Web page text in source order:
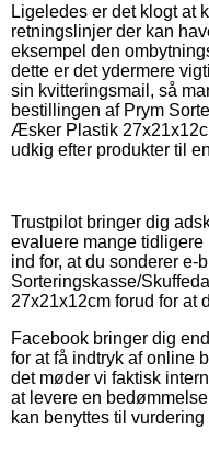
Ligeledes er det klogt at
retningslinjer der kan
eksempel den
dette er det ydermere
sin kvitteringsmail, så
bestillingen af Prym
Æsker Plastik
udkig efter produkter til
Trustpilot bringer dig
evaluere mange tidligere
ind for, at du sonderer e-
Sorteringskasse/
27x21x12cm forud for at
Facebook bringer dig
for at få indtryk af online
det møder vi faktisk
at levere en
kan benyttes til